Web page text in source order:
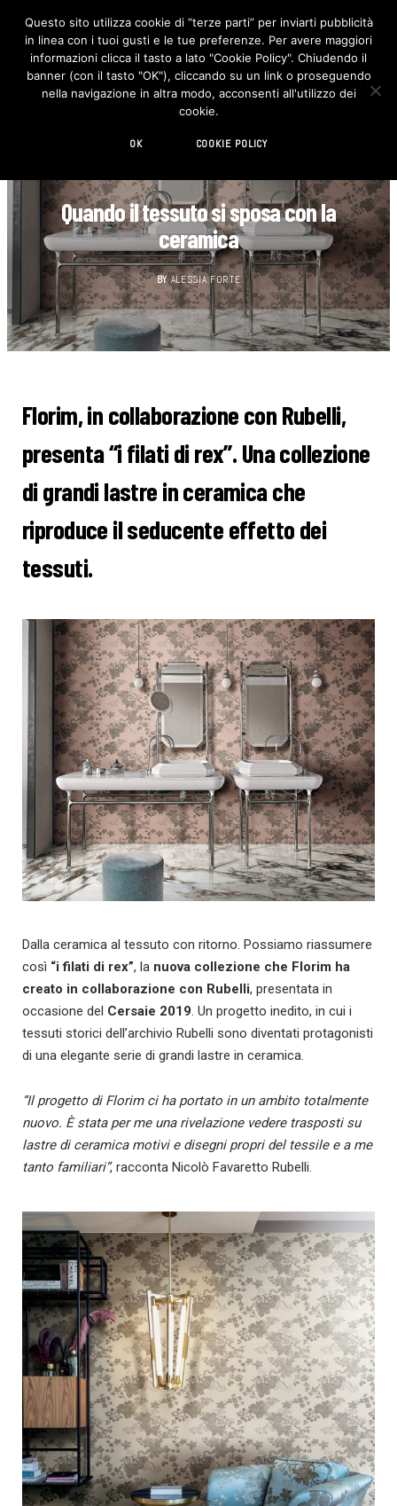
F
c
e
b
o
I
n
s
t
Quando il tessuto si sposa con la
ceramica
BY ALESSIA FORTE
Florim, in collaborazione con Rubelli,
presenta “i filati di rex”. Una collezione
di grandi lastre in ceramica che
riproduce il seducente effetto dei
tessuti.
Dalla ceramica al tessuto con ritorno. Possiamo riassumere
così “i filati di rex”, la nuova collezione che Florim ha
creato in collaborazione con Rubelli, presentata in
occasione del Cersaie 2019. Un progetto inedito, in cui i
tessuti storici dell’archivio Rubelli sono diventati protagonisti
di una elegante serie di grandi lastre in ceramica.
“Il progetto di Florim ci ha portato in un ambito totalmente
nuovo. È stata per me una rivelazione vedere trasposti su
lastre di ceramica motivi e disegni propri del tessile e a me
tanto familiari”, racconta Nicolò Favaretto Rubelli.
Questo sito utilizza cookie di “terze parti” per inviarti pubblicità
in linea con i tuoi gusti e le tue preferenze. Per avere maggiori
informazioni clicca il tasto a lato "Cookie Policy". Chiudendo il
banner (con il tasto "OK"), cliccando su un link o proseguendo
nella navigazione in altra modo, acconsenti all'utilizzo dei
cookie.
OK COOKIE POLICY